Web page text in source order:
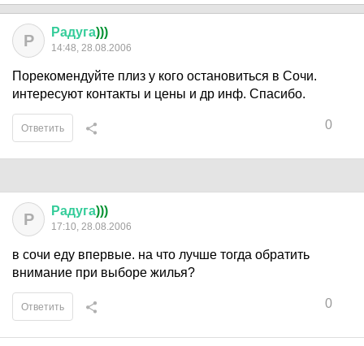
Р Радуга)))
14:48, 28.08.2006
Порекомендуйте плиз у кого остановиться в Сочи.
интересуют контакты и цены и др инф. Спасибо.
0
Ответить
Р Радуга)))
17:10, 28.08.2006
в сочи еду впервые. на что лучше тогда обратить
внимание при выборе жилья?
0
Ответить